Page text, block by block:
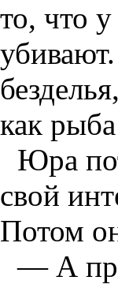
то, что
как
Юра
свой
Потом
— А